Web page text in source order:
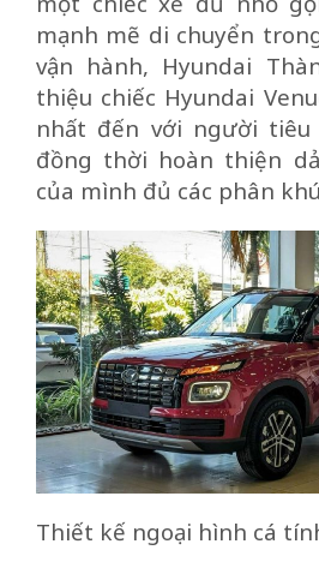
mạnh mẽ di chuyển
vận hành, Hyundai
thiệu chiếc Hyundai
nhất đến với người tiêu
đồng thời hoàn thiện
của mình đủ các phân
Thiết kế ngoại hình cá